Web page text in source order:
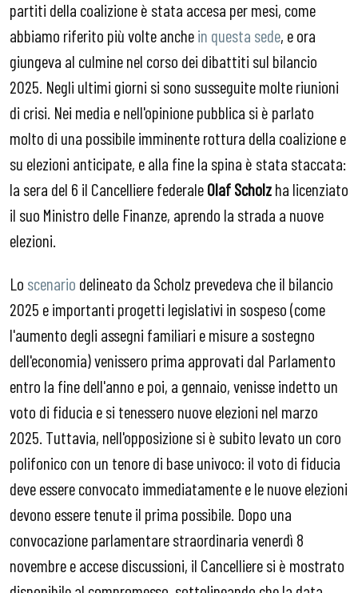
partiti della coalizione è stata accesa per mesi, come
abbiamo riferito più volte anchein questa sede, e ora
giungeva al culmine nel corso dei dibattiti sul bilancio
2025. Negli ultimi giorni si sono susseguite molte riunioni
di crisi. Nei media e nell'opinione pubblica si è parlato
molto di una possibile imminente rottura della coalizione e
su elezioni anticipate, e alla fine la spina è stata staccata:
la sera del 6 il Cancelliere federaleOlaf Scholzha licenziato
il suo Ministro delle Finanze, aprendo la strada a nuove
elezioni.
Lo scenario delineato da Scholz prevedeva che il bilancio
2025 e importanti progetti legislativi in sospeso (come
l'aumento degli assegni familiari e misure a sostegno
dell'economia) venissero prima approvati dal Parlamento
entro la fine dell'anno e poi, a gennaio, venisse indetto un
voto di fiducia e si tenessero nuove elezioni nel marzo
2025. Tuttavia, nell'opposizione si è subito levato un coro
polifonico con un tenore di base univoco: il voto di fiducia
deve essere convocato immediatamente e le nuove elezioni
devono essere tenute il prima possibile. Dopo una
convocazione parlamentare straordinaria venerdì 8
novembre e accese discussioni, il Cancelliere si è mostrato